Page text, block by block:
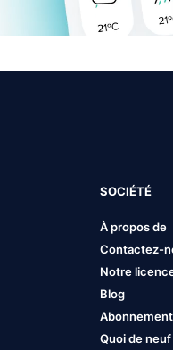
SOCIÉTÉ
À propos de
Contactez-
Notre
Blog
Quoi de neuf